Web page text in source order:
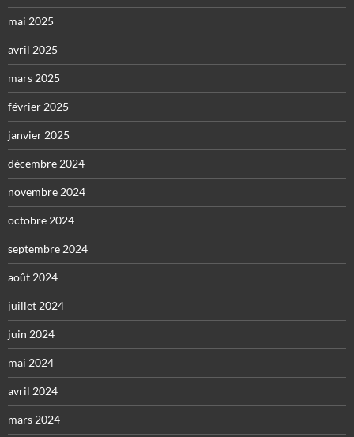
mai 2025
avril 2025
mars 2025
février 2025
janvier 2025
décembre 2024
novembre 2024
octobre 2024
septembre 2024
août 2024
juillet 2024
juin 2024
mai 2024
avril 2024
mars 2024